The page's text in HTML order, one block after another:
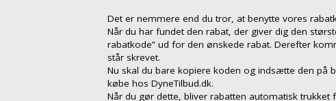
Det er nemmere end du tror, at benytte vores
Når du har fundet den rabat, der giver dig den
rabatkode” ud for den ønskede rabat. Derefter
står skrevet.
Nu skal du bare kopiere koden og indsætte den på
købe hos DyneTilbud.dk.
Når du gør dette, bliver rabatten automatisk trukket